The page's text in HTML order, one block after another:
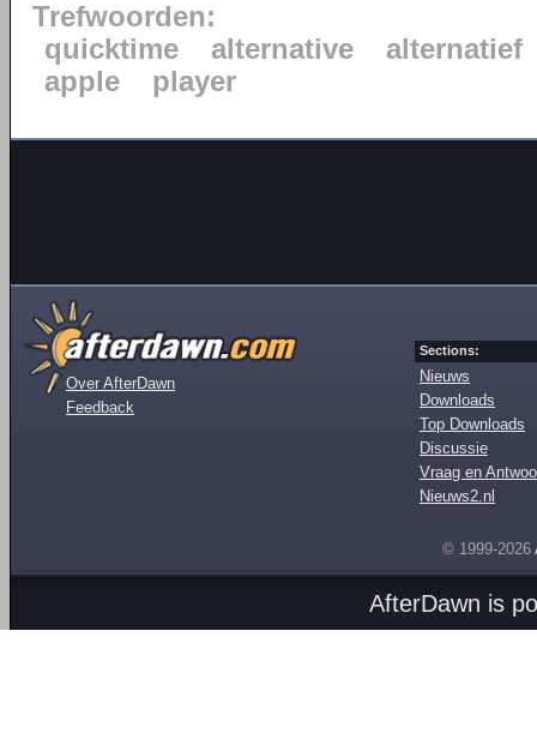
Trefwoorden:
quicktime
alternative
alternatief
apple
player
Over AfterDawn
Feedback
Sections:
Nieuws
Downloads
Top Downloads
Discussie
Vraag en
Nieuws2.nl
© 1999-2026
AfterDawn is